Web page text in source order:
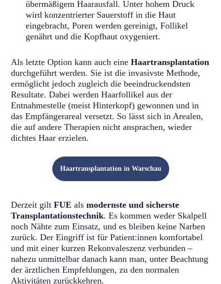
übermäßigem Haarausfall. Unter hohem Druck
wird konzentrierter Sauerstoff in die Haut
eingebracht, Poren werden gereinigt, Follikel
genährt und die Kopfhaut oxygeniert.
Als letzte Option kann auch eineHaartransplantation
durchgeführt werden. Sie ist die invasivste Methode,
ermöglicht jedoch zugleich die beeindruckendsten
Resultate. Dabei werden Haarfollikel aus der
Entnahmestelle (meist Hinterkopf) gewonnen und in
das Empfängerareal versetzt. So lässt sich in Arealen,
die auf andere Therapien nicht ansprachen, wieder
dichtes Haar erzielen.
Haartransplantation in Warschau
Derzeit giltFUE alsmodernste und sicherste
Transplantationstechnik. Es kommen weder Skalpell
noch Nähte zum Einsatz, und es bleiben keine Narben
zurück. Der Eingriff ist für Patient:innen komfortabel
und mit einer kurzen Rekonvaleszenz verbunden –
nahezu unmittelbar danach kann man, unter Beachtung
der ärztlichen Empfehlungen, zu den normalen
Aktivitäten zurückkehren.